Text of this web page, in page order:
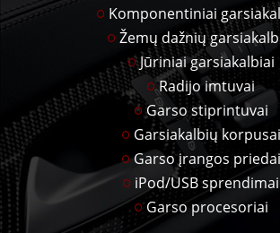
Komponentiniai
Žemų dažnių
Jūriniai garsiakalbiai
Radijo imtuvai
Garso stiprintuvai
Garsiakalbių korpusai
Garso įrangos priedai
iPod/USB sprendimai
Garso procesoriai